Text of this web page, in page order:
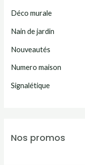
Déco murale
Nain de jardin
Nouveautés
Numero maison
Signalétique
Nos promos